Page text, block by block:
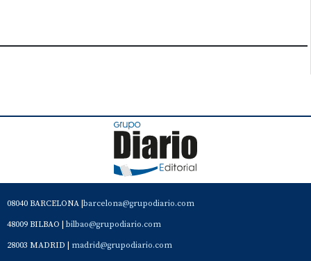
08040 BARCELONA | barcelona@grupodiario.com
48009 BILBAO | bilbao@grupodiario.com
28003 MADRID | madrid@grupodiario.com